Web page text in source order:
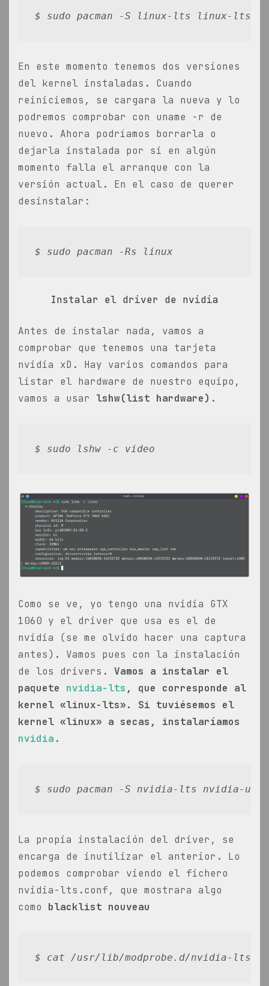
$ sudo pacman -S linux-lts linux-lts-
En este momento tenemos dos versiones
del kernel instaladas. Cuando
reiniciemos, se cargara la nueva y lo
podremos comprobar con uname -r de
nuevo. Ahora podríamos borrarla o
dejarla instalada por si en algún
momento falla el arranque con la
versión actual. En el caso de querer
desinstalar:
$ sudo pacman -Rs linux
Instalar el driver de nvidia
Antes de instalar nada, vamos a
comprobar que tenemos una tarjeta
nvidia xD. Hay varios comandos para
listar el hardware de nuestro equipo,
vamos a usar lshw(list hardware) .
$ sudo lshw -c video
Como se ve, yo tengo una nvidia GTX
1060 y el driver que usa es el de
nvidia (se me olvido hacer una captura
antes). Vamos pues con la instalación
de los drivers. Vamos a instalar el
paquete nvidia-lts , que corresponde al
kernel «linux-lts». Si tuviésemos el
kernel «linux» a secas, instalaríamos
nvidia .
$ sudo pacman -S nvidia-lts nvidia-
La propia instalación del driver, se
encarga de inutilizar el anterior. Lo
podemos comprobar viendo el fichero
nvidia-lts.conf, que mostrara algo
como blacklist nouveau
$ cat /usr/lib/modprobe.d/nvidia-